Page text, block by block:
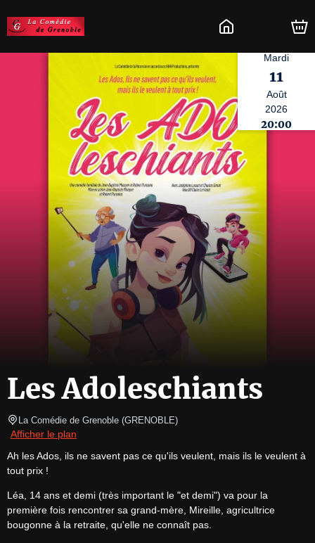
Mardi
11
Août
2026
20:00
Les Adoleschiants
La Comédie de Grenoble (GRENOBLE)
Afficher le plan
Ah les Ados, ils ne savent pas ce qu'ils veulent, mais ils le veulent à
tout prix !
Léa, 14 ans et demi (très important le "et demi") va pour la
première fois rencontrer sa grand-mère, Mireille, agricultrice
bougonne à la retraite, qu'elle ne connaît pas.